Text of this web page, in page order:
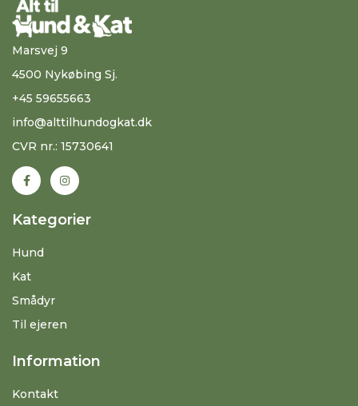
Marsvej 9
4500 Nykøbing Sj.
+45 59655663
info@alttilhundogkat.dk
CVR nr.: 15730641
Kategorier
Hund
Kat
Smådyr
Til ejeren
Information
Kontakt